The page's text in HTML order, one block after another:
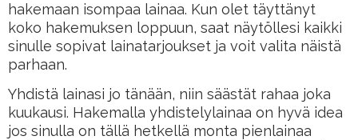
hakemaan isompaa lainaa. Kun olet täyttänyt
koko hakemuksen loppuun, saat näytöllesi kaikki
sinulle sopivat lainatarjoukset ja voit valita näistä
parhaan.
Yhdistä lainasi jo tänään, niin säästät rahaa joka
kuukausi. Hakemalla yhdistelylainaa on hyvä idea
jos sinulla on tällä hetkellä monta pienlainaa